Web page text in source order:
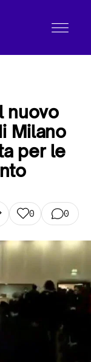
nuovo
Milano
per le
0 0